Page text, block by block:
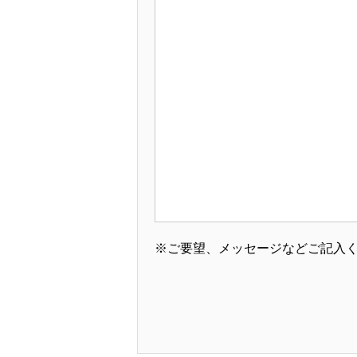
※ご要望、メッセージなどご記入